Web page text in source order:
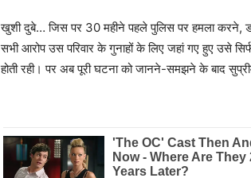
खुशी दुबे… जिस पर 30 महीने पहले पुलिस पर हमला करने,
सभी आरोप उस परिवार के गुनाहों के लिए जहां गए हुए उसे
होती रही। पर अब पूरी घटना को जानने-समझने के बाद